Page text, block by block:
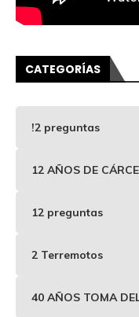
CATEGORÍAS
!2 preguntas
12 AÑOS DE
12 preguntas
2 Terremotos
40 AÑOS TOMA